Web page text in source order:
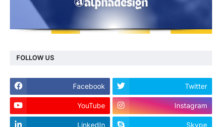
FOLLOW US
Facebook Twitter
YouTube Instagram
LinkedIn Skype